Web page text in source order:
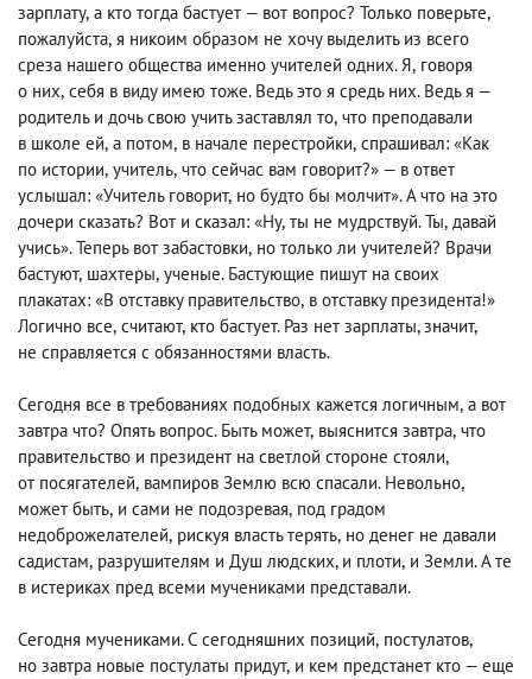
зарплату, а кто тогда бастует — вот вопрос? Только поверьте,
пожалуйста, я никоим образом не хочу выделить из всего
среза нашего общества именно учителей одних. Я, говоря
о них, себя в виду имею тоже. Ведь это я средь них. Ведь я —
родитель и дочь свою учить заставлял то, что преподавали
в школе ей, а потом, в начале перестройки, спрашивал: «Как
по истории, учитель, что сейчас вам говорит?» — в ответ
услышал: «Учитель говорит, но будто бы молчит». А что на это
дочери сказать? Вот и сказал: «Ну, ты не мудрствуй. Ты, давай
учись». Теперь вот забастовки, но только ли учителей? Врачи
бастуют, шахтеры, ученые. Бастующие пишут на своих
плакатах: «В отставку правительство, в отставку президента!»
Логично все, считают, кто бастует. Раз нет зарплаты, значит,
не справляется с обязанностями власть.
Сегодня все в требованиях подобных кажется логичным, а вот
завтра что? Опять вопрос. Быть может, выяснится завтра, что
правительство и президент на светлой стороне стояли,
от посягателей, вампиров Землю всю спасали. Невольно,
может быть, и сами не подозревая, под градом
недоброжелателей, рискуя власть терять, но денег не давали
садистам, разрушителям и Душ людских, и плоти, и Земли. А те
в истериках пред всеми мучениками представали.
Сегодня мучениками. С сегодняшних позиций, постулатов,
но завтра новые постулаты придут, и кем предстанет кто — еще